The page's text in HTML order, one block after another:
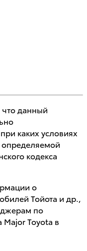
данный
каких условиях
кодекса
о
Тойота и др.,
по
Toyota в